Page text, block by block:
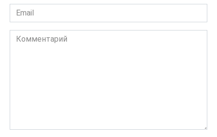
Email
*
Комментарий